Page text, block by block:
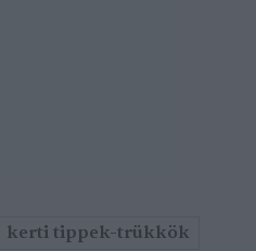
kerti tippek-trükkök